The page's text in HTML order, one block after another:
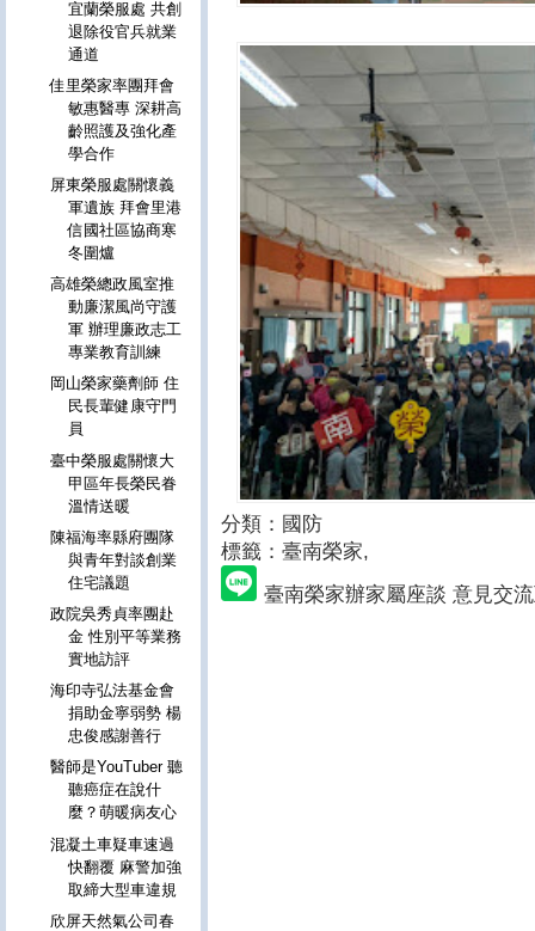
分類：國防
標籤：臺南榮家,
臺南榮家辦家屬座談 意見交
宜蘭榮服處 共創
退除役官兵就業
通道
佳里榮家率團拜會
敏惠醫專 深耕高
齡照護及強化產
學合作
屏東榮服處關懷義
軍遺族 拜會里港
信國社區協商寒
冬圍爐
高雄榮總政風室推
動廉潔風尚守護
軍 辦理廉政志工
專業教育訓練
岡山榮家藥劑師 住
民長輩健康守門
員
臺中榮服處關懷大
甲區年長榮民眷
溫情送暖
陳福海率縣府團隊
與青年對談創業
住宅議題
政院吳秀貞率團赴
金 性別平等業務
實地訪評
海印寺弘法基金會
捐助金寧弱勢 楊
忠俊感謝善行
醫師是YouTuber 聽
聽癌症在說什
麼？萌暖病友心
混凝土車疑車速過
快翻覆 麻警加強
取締大型車違規
欣屏天然氣公司春